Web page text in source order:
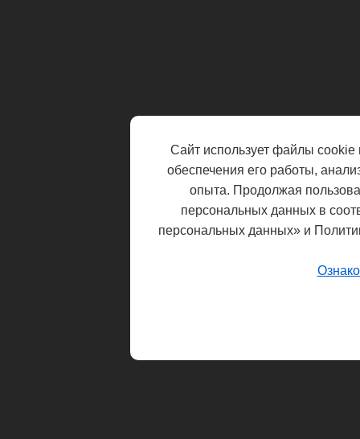
Сайт использует файлы cookie
обеспечения его работы,
опыта. Продолжая
персональных данных в
персональных данных» и